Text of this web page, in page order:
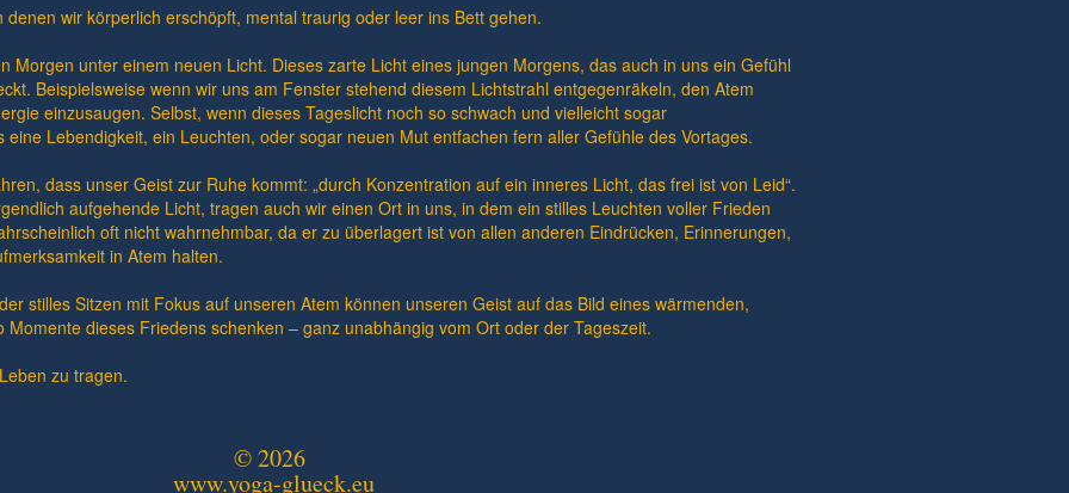
wir körperlich erschöpft, mental traurig oder leer ins Bett gehen.
Morgen unter einem neuen Licht. Dieses zarte Licht eines jungen Morgens, das auch in uns ein Gefühl
Beispielsweise wenn wir uns am Fenster stehend diesem Lichtstrahl entgegenräkeln, den Atem
einzusaugen. Selbst, wenn dieses Tageslicht noch so schwach und vielleicht sogar
Lebendigkeit, ein Leuchten, oder sogar neuen Mut entfachen fern aller Gefühle des Vortages.
dass unser Geist zur Ruhe kommt: „durch Konzentration auf ein inneres Licht, das frei ist von Leid“.
aufgehende Licht, tragen auch wir einen Ort in uns, in dem ein stilles Leuchten voller Frieden
oft nicht wahrnehmbar, da er zu überlagert ist von allen anderen Eindrücken, Erinnerungen,
in Atem halten.
stilles Sitzen mit Fokus auf unseren Atem können unseren Geist auf das Bild eines wärmenden,
dieses Friedens schenken – ganz unabhängig vom Ort oder der Tageszeit.
zu tragen.
© 2026
www.yoga-glueck.eu